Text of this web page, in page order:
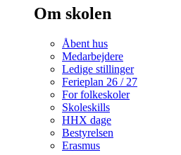
Om skolen
Åbent hus
Medarbejdere
Ledige stillinger
Ferieplan 26 / 27
For folkeskoler
Skoleskills
HHX dage
Bestyrelsen
Erasmus